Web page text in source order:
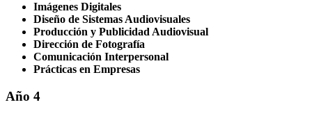
Imágenes Digitales
Diseño de Sistemas Audiovisuales
Producción y Publicidad Audiovisual
Dirección de Fotografía
Comunicación Interpersonal
Prácticas en Empresas
Año 4